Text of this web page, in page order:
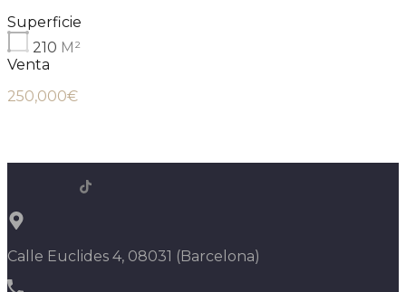
Superficie
210 M²
Venta
250,000€
Calle Euclides 4, 08031 (Barcelona)